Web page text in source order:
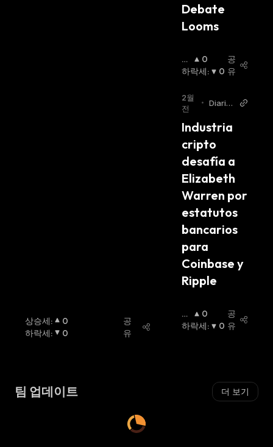
상승세:
0
하락세: 0
공
유
Debate
Looms
상
승
0
하락세: 0
공
유
2월
전
• Diario
Industria
cripto
desafía a
Elizabeth
Warren por
estatutos
bancarios
para
Coinbase y
Ripple
상
승
0
하락세: 0
공
유
팀 업데이트 더 보기